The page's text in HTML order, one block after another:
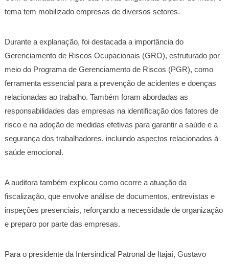
tema tem mobilizado empresas de diversos setores.
Durante a explanação, foi destacada a importância do
Gerenciamento de Riscos Ocupacionais (GRO), estruturado por
meio do Programa de Gerenciamento de Riscos (PGR), como
ferramenta essencial para a prevenção de acidentes e doenças
relacionadas ao trabalho. Também foram abordadas as
responsabilidades das empresas na identificação dos fatores de
risco e na adoção de medidas efetivas para garantir a saúde e a
segurança dos trabalhadores, incluindo aspectos relacionados à
saúde emocional.
A auditora também explicou como ocorre a atuação da
fiscalização, que envolve análise de documentos, entrevistas e
inspeções presenciais, reforçando a necessidade de organização
e preparo por parte das empresas.
Para o presidente da Intersindical Patronal de Itajaí, Gustavo